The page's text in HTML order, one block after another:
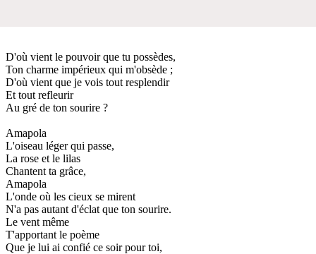
D'où vient le pouvoir que tu possèdes,
Ton charme impérieux qui m'obsède ;
D'où vient que je vois tout resplendir
Et tout refleurir
Au gré de ton sourire ?
Amapola
L'oiseau léger qui passe,
La rose et le lilas
Chantent ta grâce,
Amapola
L'onde où les cieux se mirent
N'a pas autant d'éclat que ton sourire.
Le vent même
T'apportant le poème
Que je lui ai confié ce soir pour toi,